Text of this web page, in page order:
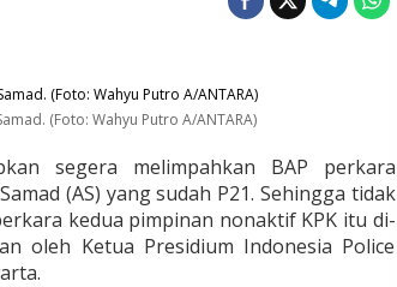
(Foto: Wahyu Putro A/ANTARA)
segera melimpahkan BAP perkara
(AS) yang sudah P21. Sehingga tidak
kedua pimpinan nonaktif KPK itu di-
oleh Ketua Presidium Indonesia Police